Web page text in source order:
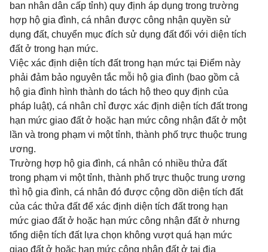
ban nhân dân cấp tỉnh) quy định áp dụng trong trường
hợp hộ gia đình, cá nhân được công nhận quyền sử
dụng đất, chuyển mục đích sử dụng đất đối với diện tích
đất ở trong hạn mức.
Việc xác định diện tích đất trong hạn mức tại Điểm này
phải đảm bảo nguyên tắc mỗi hộ gia đình (bao gồm cả
hộ gia đình hình thành do tách hộ theo quy định của
pháp luật), cá nhân chỉ được xác định diện tích đất trong
hạn mức giao đất ở hoặc hạn mức công nhận đất ở một
lần và trong phạm vi một tỉnh, thành phố trực thuộc trung
ương.
Trường hợp hộ gia đình, cá nhân có nhiều thửa đất
trong phạm vi một tỉnh, thành phố trực thuộc trung ương
thì hộ gia đình, cá nhân đó được cộng dồn diện tích đất
của các thửa đất để xác định diện tích đất trong hạn
mức giao đất ở hoặc hạn mức công nhận đất ở nhưng
tổng diện tích đất lựa chọn không vượt quá hạn mức
giao đất ở hoặc hạn mức công nhận đất ở tại địa